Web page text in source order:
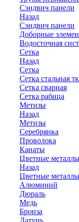
Сэндвич панели
Назад
Сэндвич панели
Доборные
Водосточная
Сетка
Назад
Сетка
Сетка стальная
Сетка сварная
Сетка рабица
Метизы
Назад
Метизы
Серебрянка
Проволока
Канаты
Цветные металлы
Назад
Цветные металлы
Алюминий
Дюраль
Медь
Бронза
Латунь